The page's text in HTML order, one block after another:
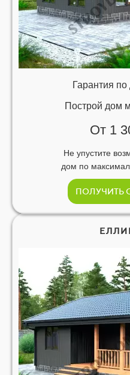
Гарантия по
Построй дом
От 1
Не упустите
дом по
ПОЛУЧИТЬ